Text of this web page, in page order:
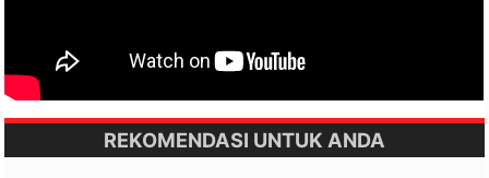
REKOMENDASI UNTUK ANDA